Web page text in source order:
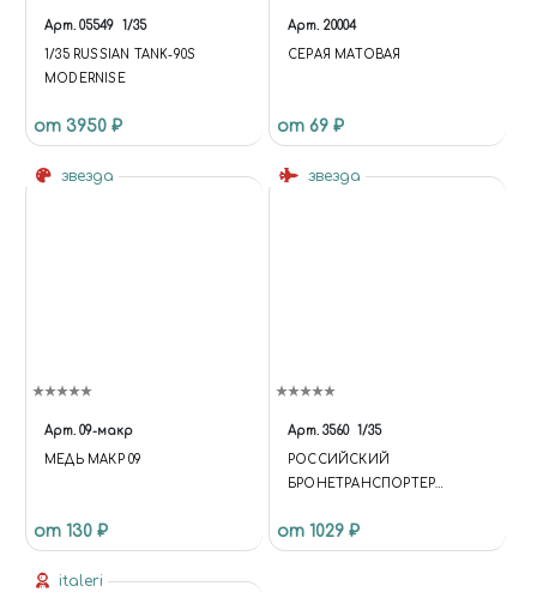
'CODE': CODE, 'IBLOCK':
IBLOCK })); } });
UNIVERSE.BASKET.ON('UPDATE
UNIVERSE.COMPARE.ON('UPDA
TE', UPDATE);
BX.ADDCUSTOMEVENT('ONFR
Арт. 05549 1/35
1/35 RUSSIAN TANK-90S
MODERNISE
от 3950 ₽
Арт. 20004
СЕРАЯ МАТОВАЯ
от 69 ₽
звезда
Арт. 09-макр
МЕДЬ МАКР 09
от 130 ₽
звезда
Арт. 3560 1/35
РОССИЙСКИЙ
БРОНЕТРАНСПОРТЕР
от 1029 ₽
italeri